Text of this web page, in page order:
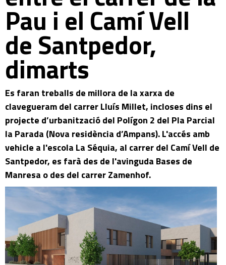
Pau i el Camí Vell
de Santpedor,
dimarts
Es faran treballs de millora de la xarxa de
clavegueram del carrer Lluís Millet, incloses dins el
projecte d’urbanització del Polígon 2 del Pla Parcial
la Parada (Nova residència d’Ampans). L'accés amb
vehicle a l'escola La Séquia, al carrer del Camí Vell de
Santpedor, es farà des de l'avinguda Bases de
Manresa o des del carrer Zamenhof.